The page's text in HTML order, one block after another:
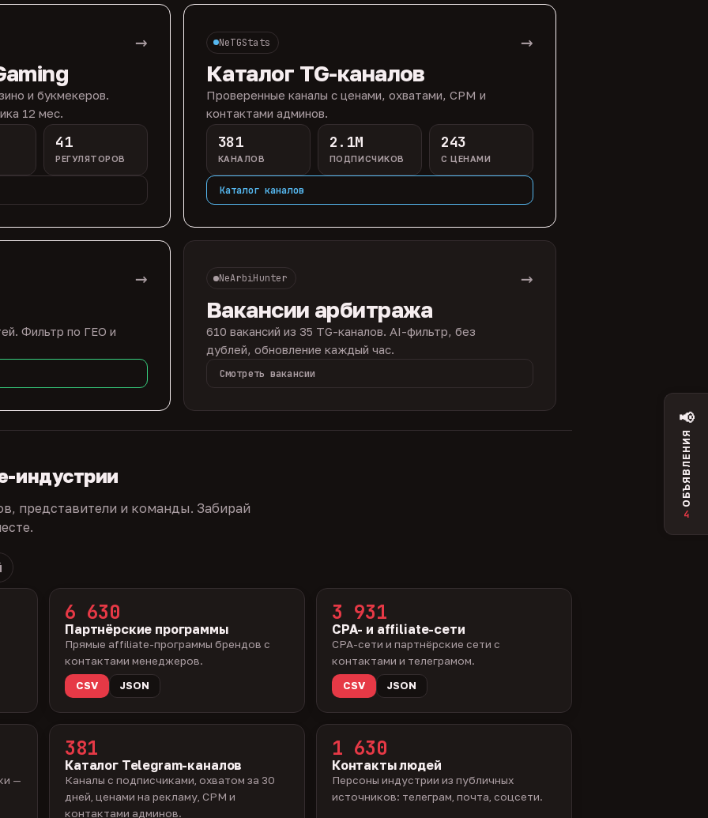
→
и букмекеров.
12 мес.
41
РЕГУЛЯТОРОВ
NeTGStats →
Каталог TG-каналов
Проверенные каналы с ценами, охватами, CPM и
контактами админов.
381
КАНАЛОВ
2.1M
ПОДПИСЧИКОВ
243
С ЦЕНАМИ
Каталог каналов
→
Фильтр по ГЕО и
NeArbiHunter →
Вакансии арбитража
610 вакансий из 35 TG-каналов. AI-фильтр, без
дублей, обновление каждый час.
Смотреть вакансии
индустрии
представители и команды. Забирай
6 630
Партнёрские программы
Прямые affiliate-программы брендов с
контактами менеджеров.
CSV
JSON
3 931
CPA- и affiliate-сети
CPA-сети и партнёрские сети с
контактами и телеграмом.
CSV
JSON
—
381
Каталог Telegram-каналов
Каналы с подписчиками, охватом за 30
дней, ценами на рекламу, CPM и
контактами админов.
1 630
Контакты людей
Персоны индустрии из публичных
источников: телеграм, почта, соцсети.
📢
ОБЪЯВЛЕНИЯ
4